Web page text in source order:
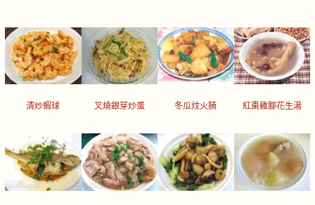
清炒蝦球 叉燒銀芽炒蛋 冬瓜炆火腩 紅棗雞腳花生湯